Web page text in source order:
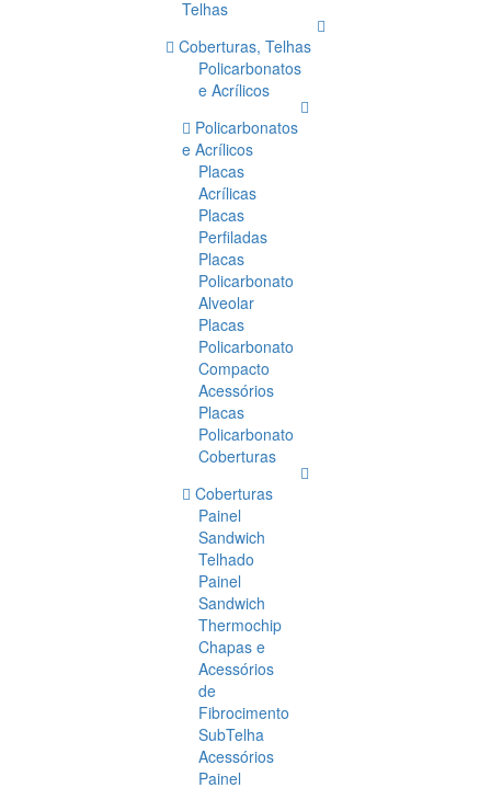
Telhas
Coberturas, Telhas
Policarbonatos
e Acrílicos
Policarbonatos
e Acrílicos
Placas
Acrílicas
Placas
Perfiladas
Placas
Policarbonato
Alveolar
Placas
Policarbonato
Compacto
Acessórios
Placas
Policarbonato
Coberturas
Coberturas
Painel
Sandwich
Telhado
Painel
Sandwich
Thermochip
Chapas e
Acessórios
de
Fibrocimento
SubTelha
Acessórios
Painel